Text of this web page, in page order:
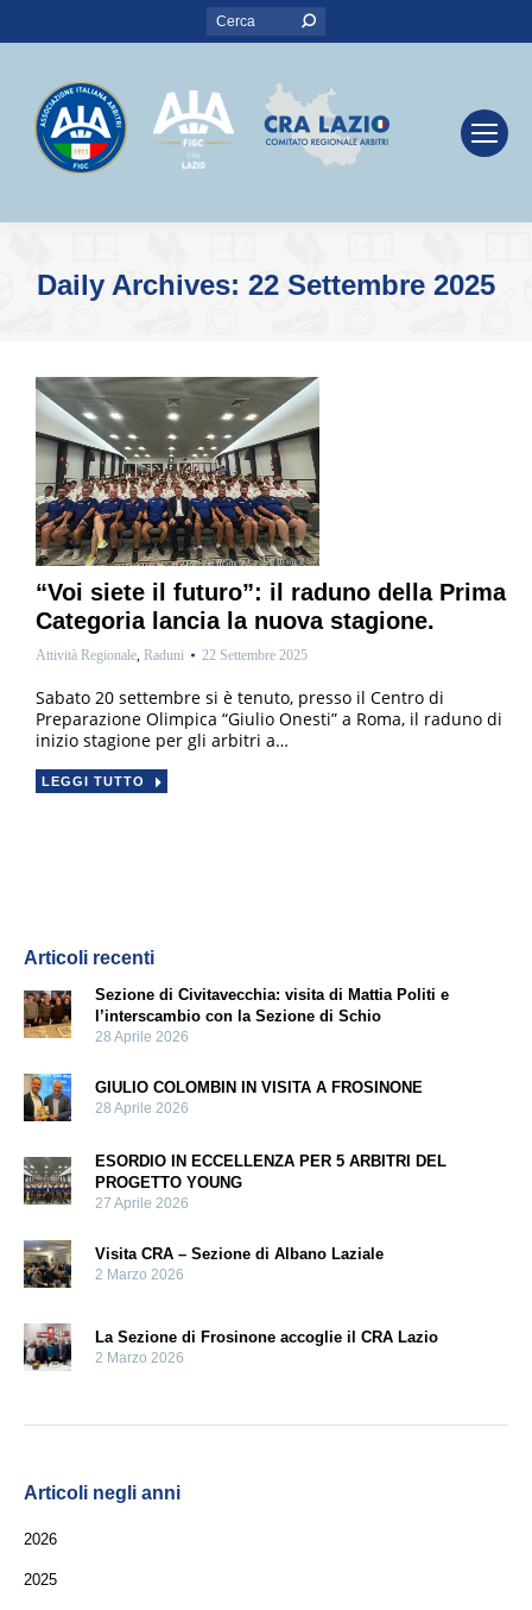
Search:
Daily Archives: 22 Settembre 2025
“Voi siete il futuro”: il raduno della Prima
Categoria lancia la nuova stagione.
Attività Regionale, Raduni 22 Settembre 2025
Sabato 20 settembre si è tenuto, presso il Centro di
Preparazione Olimpica “Giulio Onesti” a Roma, il raduno di
inizio stagione per gli arbitri a…
LEGGI TUTTO
Articoli recenti
Sezione di Civitavecchia: visita di Mattia Politi e
l’interscambio con la Sezione di Schio
28 Aprile 2026
GIULIO COLOMBIN IN VISITA A FROSINONE
28 Aprile 2026
ESORDIO IN ECCELLENZA PER 5 ARBITRI DEL
PROGETTO YOUNG
27 Aprile 2026
Visita CRA – Sezione di Albano Laziale
2 Marzo 2026
La Sezione di Frosinone accoglie il CRA Lazio
2 Marzo 2026
Articoli negli anni
2026
2025